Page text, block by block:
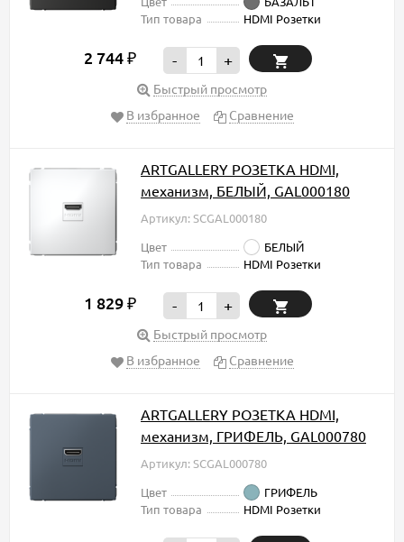
Тип товара
HDMI Розетки
2 744 ₽ - +
Быстрый просмотр
В избранное
Сравнение
ARTGALLERY РОЗЕТКА HDMI,
механизм, БЕЛЫЙ, GAL000180
Артикул: SCGAL000180
Цвет
БЕЛЫЙ
Тип товара
HDMI Розетки
1 829 ₽ - +
Быстрый просмотр
В избранное
Сравнение
ARTGALLERY РОЗЕТКА HDMI,
механизм, ГРИФЕЛЬ, GAL000780
Артикул: SCGAL000780
Цвет
ГРИФЕЛЬ
Тип товара
HDMI Розетки